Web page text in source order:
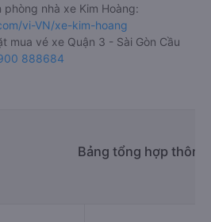
phòng nhà xe Kim Hoàng:
vi-VN/xe-kim-hoang
mua vé xe Quận 3 - Sài Gòn Cầu
888684
Bảng tổng hợp